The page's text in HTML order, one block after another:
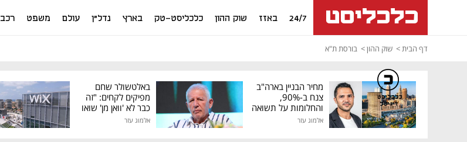
24/7 באזז שוק ההון כלכליסט-טק בארץ נדל"ן עולם משפט רכב
דף הבית שוק ההון בורסת ת"א
מחיר הבניין בארה"ב
צנח ב-90%,
והחלומות על תשואה
גבוהה התנפצו
אלמוג עזר
באלטשולר שחם
מפיקים לקחים: "זה
כבר לא 'וואן מן' שואו
של גילעד"
אלמוג עזר
כלכליסט
דיגיטל